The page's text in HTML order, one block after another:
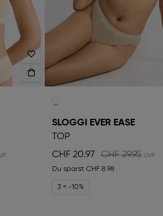
SLOGGI EVER EASE
TOP
CHF 20.97
CHF 29.95
Du sparst CHF 8.98
3 = -10%